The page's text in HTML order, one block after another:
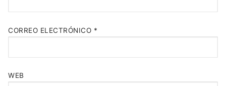
CORREO ELECTRÓNICO *
WEB